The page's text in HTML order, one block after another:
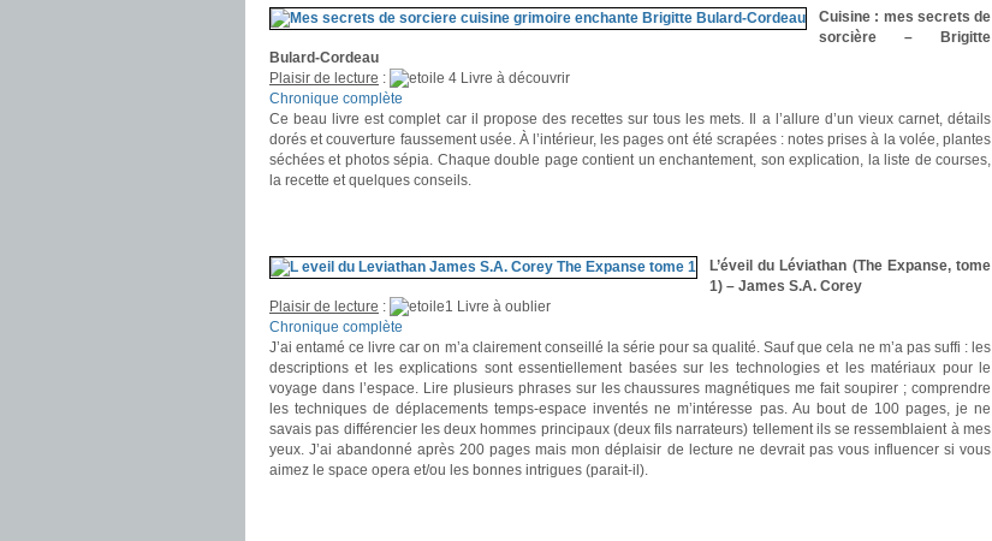
Cuisine : mes secrets de
sorcière – Brigitte
Bulard-Cordeau
Plaisir de lecture :
Livre à découvrir
Chronique complète
Ce beau livre est complet car il propose des recettes sur tous les mets. Il a l’allure d’un vieux carnet, détails
dorés et couverture faussement usée. À l’intérieur, les pages ont été scrapées : notes prises à la volée, plantes
séchées et photos sépia. Chaque double page contient un enchantement, son explication, la liste de courses,
la recette et quelques conseils.
L’éveil du Léviathan (The Expanse, tome
1) – James S.A. Corey
Plaisir de lecture :
Livre à oublier
Chronique complète
J’ai entamé ce livre car on m’a clairement conseillé la série pour sa qualité. Sauf que cela ne m’a pas suffi : les
descriptions et les explications sont essentiellement basées sur les technologies et les matériaux pour le
voyage dans l’espace. Lire plusieurs phrases sur les chaussures magnétiques me fait soupirer ; comprendre
les techniques de déplacements temps-espace inventés ne m’intéresse pas. Au bout de 100 pages, je ne
savais pas différencier les deux hommes principaux (deux fils narrateurs) tellement ils se ressemblaient à mes
yeux. J’ai abandonné après 200 pages mais mon déplaisir de lecture ne devrait pas vous influencer si vous
aimez le space opera et/ou les bonnes intrigues (parait-il).